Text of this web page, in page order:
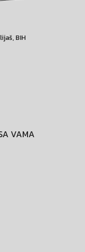
BIH
VAMA